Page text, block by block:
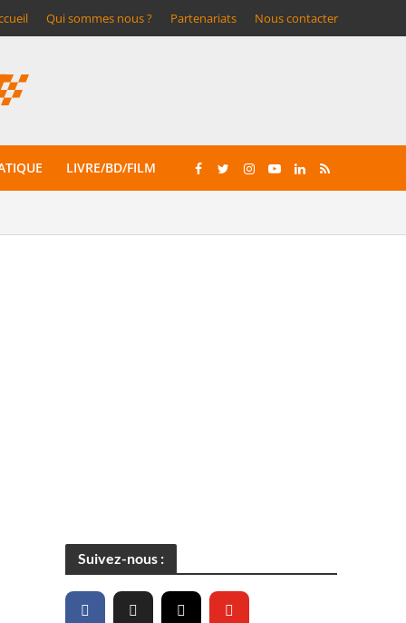
Qui sommes nous ? Partenariats Nous contacter
LIVRE/BD/FILM
Suivez-nous :